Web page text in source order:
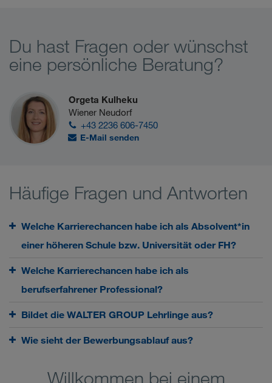
Du hast Fragen oder wünschst
eine persönliche Beratung?
Orgeta Kulheku
Wiener Neudorf
+43 2236 606-7450
E-Mail senden
Häufige Fragen und Antworten
Welche Karrierechancen habe ich als Absolvent*in
einer höheren Schule bzw. Universität oder FH?
Welche Karrierechancen habe ich als
berufserfahrener Professional?
Bildet die WALTER GROUP Lehrlinge aus?
Wie sieht der Bewerbungsablauf aus?
Willkommen bei einem